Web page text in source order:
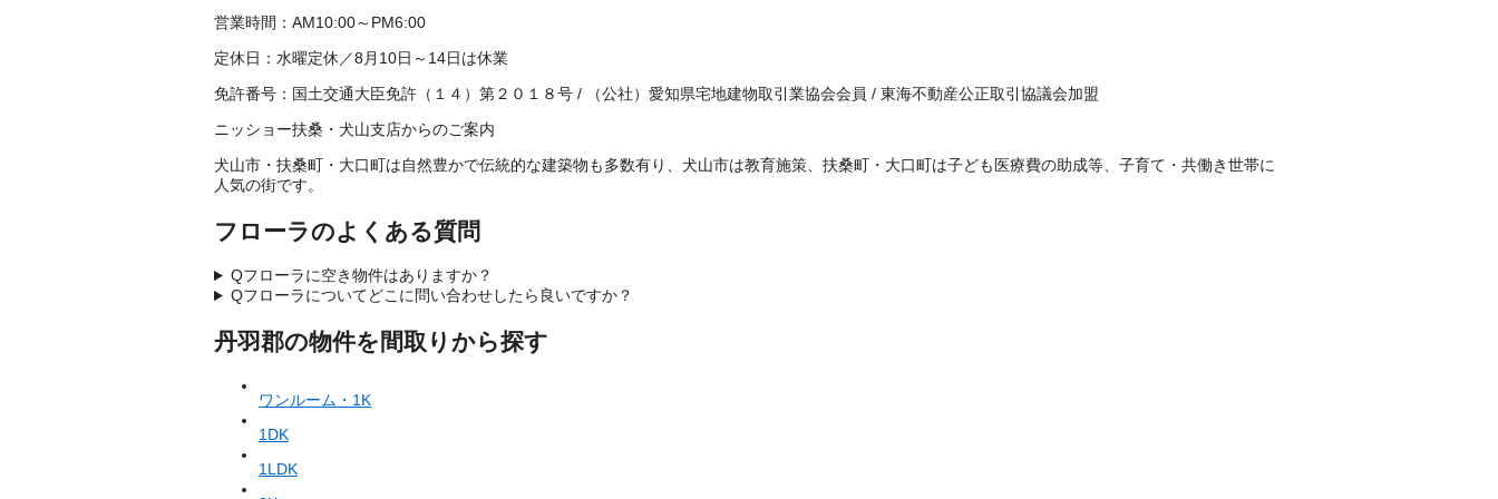
営業時間： AM10:00～PM6:00
定休日： 水曜定休／8月10日～14日は休業
免許番号： 国土交通大臣免許（１４）第２０１８号 / （公社）愛知県宅地建物取引業協会会員 / 東海不動産公正取引協議会加盟
ニッショー扶桑・犬山支店からのご案内
犬山市・扶桑町・大口町は自然豊かで伝統的な建築物も多数有り、犬山市は教育施策、扶桑町・大口町は子ども医療費の助成等、子育て・共働き世帯に
人気の街です。
フローラのよくある質問
Qフローラに空き物件はありますか？
Qフローラについてどこに問い合わせしたら良いですか？
丹羽郡の物件を間取りから探す
ワンルーム・1K
1DK
1LDK